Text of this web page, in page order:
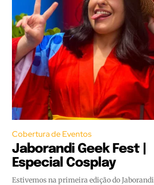
Cobertura de Eventos
Jaborandi Geek Fest |
Especial Cosplay
Estivemos na primeira edição do Jaborandi